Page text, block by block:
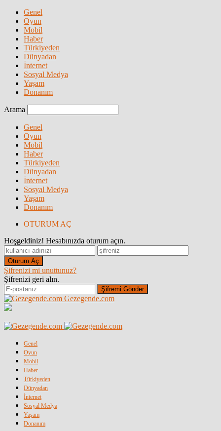
Genel
Oyun
Mobil
Haber
Türkiyeden
Dünyadan
İnternet
Sosyal Medya
Yaşam
Donanım
Arama
Genel
Oyun
Mobil
Haber
Türkiyeden
Dünyadan
İnternet
Sosyal Medya
Yaşam
Donanım
OTURUM AÇ
Hoşgeldiniz! Hesabınızda oturum açın.
Şifrenizi mi unuttunuz?
Şifrenizi geri alın.
Gezegende.com
Genel
Oyun
Mobil
Haber
Türkiyeden
Dünyadan
İnternet
Sosyal Medya
Yaşam
Donanım